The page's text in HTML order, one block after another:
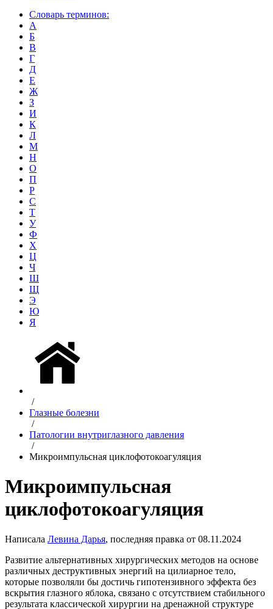
Словарь терминов:
А
Б
В
Г
Д
Е
Ж
З
И
К
Л
М
Н
О
П
Р
С
Т
У
Ф
Х
Ц
Ч
Ш
Щ
Э
Ю
Я
/
Глазные болезни
/
Патологии внутриглазного давления
/
Микроимпульсная циклофотокоагуляция
Микроимпульсная
циклофотокоагуляция
Написала Левина Дарья, последняя правка от 08.11.2024
Развитие альтернативных хирургических методов на основе
различных деструктивных энергий на цилиарное тело,
которые позволяли бы достичь гипотензивного эффекта без
вскрытия глазного яблока, связано с отсутствием стабильного
результата классической хирургии на дренажной структуре